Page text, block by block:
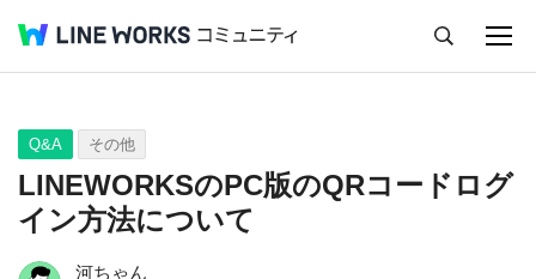
Q&A Tips Ideas
Q&A その他
LINEWORKSのPC版のQRコードログ
イン方法について
河ちゃん